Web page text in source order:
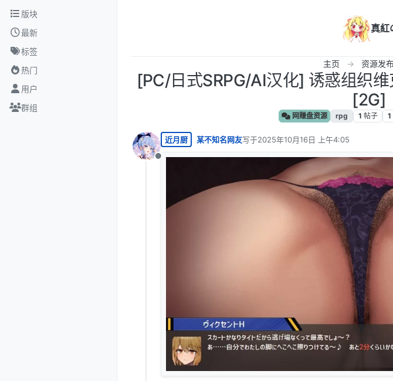
跳转至内容
版块
最新
标签
热门
用户
群组
真紅
主页 资源发
[PC/日式SRPG/AI汉化] 诱惑组织
[2G]
网赚盘资源 rpg 1 帖子 1
离线
近月厨 某不知名网友写于2025年10月16日 上午4:05
最后由 编辑